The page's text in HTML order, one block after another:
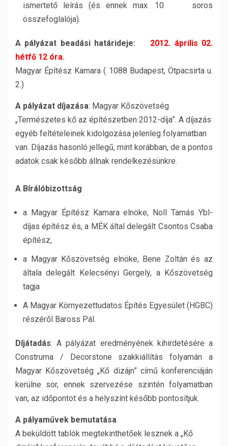
ismertető leírás (és ennek max. 10 soros
összefoglalója).
A pályázat beadási határideje: 2012. április 02.
hétfő 12 óra.
Magyar Építész Kamara ( 1088 Budapest, Ötpacsirta u.
2.)
A pályázat díjazása: Magyar Kőszövetség
„Természetes kő az építészetben 2012-díja”. A díjazás
egyéb feltételeinek kidolgozása jelenleg folyamatban
van. Díjazás hasonló jellegű, mint korábban, de a pontos
adatok csak később állnak rendelkezésünkre.
A Bírálóbizottság
a Magyar Építész Kamara elnöke, Noll Tamás Ybl-
díjas építész és, a MÉK által delegált Csontos Csaba
építész,
a Magyar Kőszövetség elnöke, Bene Zoltán és az
általa delegált Kelecsényi Gergely, a Kőszövetség
tagja
A Magyar Környezettudatos Építés Egyesület (HGBC)
részéről Baross Pál.
Díjátadás: A pályázat eredményének kihirdetésére a
Construma / Decorstone szakkiállítás folyamán a
Magyar Kőszövetség „Kő dizájn” című konferenciáján
kerülne sor, ennek szervezése szintén folyamatban
van, az időpontot és a helyszínt később pontosítjuk.
A pályaművek bemutatása
A beküldött tablók megtekinthetőek lesznek a „Kő